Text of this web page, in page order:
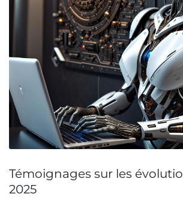
Témoignages sur les
2025